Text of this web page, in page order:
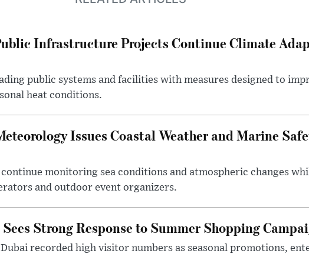
Infrastructure Projects Continue Climate
public systems and facilities with measures designed to
heat conditions.
Issues Coastal Weather and Marine
monitoring sea conditions and atmospheric changes
and outdoor event organizers.
Strong Response to Summer Shopping
recorded high visitor numbers as seasonal promotions,